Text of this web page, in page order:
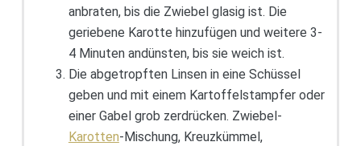
anbraten, bis die Zwiebel glasig ist. Die
geriebene Karotte hinzufügen und weitere 3-
4 Minuten andünsten, bis sie weich ist.
Die abgetropften Linsen in eine Schüssel
geben und mit einem Kartoffelstampfer oder
einer Gabel grob zerdrücken. Zwiebel-
Karotten-Mischung, Kreuzkümmel,